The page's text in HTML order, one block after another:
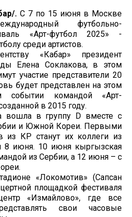
. С 7 по 15 июня в Москве
футбольно-
«Арт-футбол 2025» -
среди артистов.
«Кабар» президент
Елена Соклакова, в этом
участие представители 20
будет представлен на этом
событии командой «Арт-
в 2015 году.
вошла в группу D вместе с
и Южной Кореи. Первыми
из КР станут их коллеги из
8 июня. 10 июня кыргызская
из Сербии, а 12 июня – с
«Локомотив» (Сапсан
площадкой фестиваля
«Измайлово», где все
свои часовые